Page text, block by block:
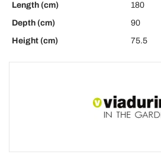
Length (cm)
180
Depth (cm)
90
Height (cm)
75.5